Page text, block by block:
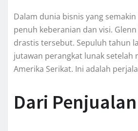
Dalam dunia bisnis yang
penuh keberanian dan visi.
drastis tersebut. Sepuluh tahun
jutawan perangkat lunak setelah
Amerika Serikat. Ini adalah
Dari